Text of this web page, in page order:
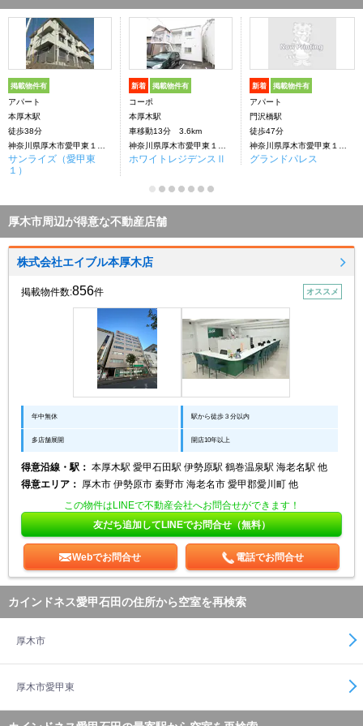
掲載物件有
アパート
本厚木駅
徒歩38分
サンライズ（愛甲東
１）
新着 掲載物件有
コーポ
本厚木駅
車移動13分 3.6km
ホワイトレジデンスⅡ
新着 掲載物件有
アパート
門沢橋駅
徒歩47分
グランドパレス
厚木市周辺が得意な不動産店舗
株式会社エイブル本厚木店
掲載物件数:856件 オススメ
年中無休 駅から徒歩３分以内
多店舗展開 開店10年以上
得意沿線・駅： 本厚木駅 愛甲石田駅 伊勢原駅 鶴巻温泉駅 海老名駅 他
得意エリア：
厚木市 伊勢原市 秦野市 海老名市 愛甲郡愛川町 他
この物件はLINEで不動産会社へお問合せができます！
友だち追加してLINEでお問合せ（無料）
Webでお問合せ 電話でお問合せ
カインドネス愛甲石田の住所から空室を再検索
厚木市
厚木市愛甲東